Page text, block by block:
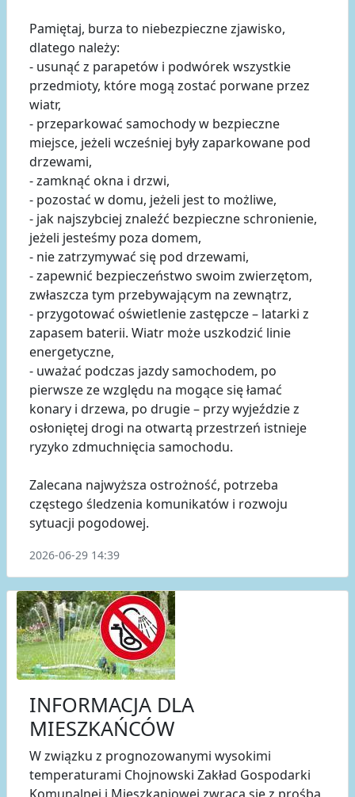
Pamiętaj, burza to niebezpieczne zjawisko,
dlatego należy:
- usunąć z parapetów i podwórek wszystkie
przedmioty, które mogą zostać porwane przez
wiatr,
- przeparkować samochody w bezpieczne
miejsce, jeżeli wcześniej były zaparkowane pod
drzewami,
- zamknąć okna i drzwi,
- pozostać w domu, jeżeli jest to możliwe,
- jak najszybciej znaleźć bezpieczne schronienie,
jeżeli jesteśmy poza domem,
- nie zatrzymywać się pod drzewami,
- zapewnić bezpieczeństwo swoim zwierzętom,
zwłaszcza tym przebywającym na zewnątrz,
- przygotować oświetlenie zastępcze – latarki z
zapasem baterii. Wiatr może uszkodzić linie
energetyczne,
- uważać podczas jazdy samochodem, po
pierwsze ze względu na mogące się łamać
konary i drzewa, po drugie – przy wyjeździe z
osłoniętej drogi na otwartą przestrzeń istnieje
ryzyko zdmuchnięcia samochodu.
Zalecana najwyższa ostrożność, potrzeba
częstego śledzenia komunikatów i rozwoju
sytuacji pogodowej.
2026-06-29 14:39
INFORMACJA DLA
MIESZKAŃCÓW
W związku z prognozowanymi wysokimi
temperaturami Chojnowski Zakład Gospodarki